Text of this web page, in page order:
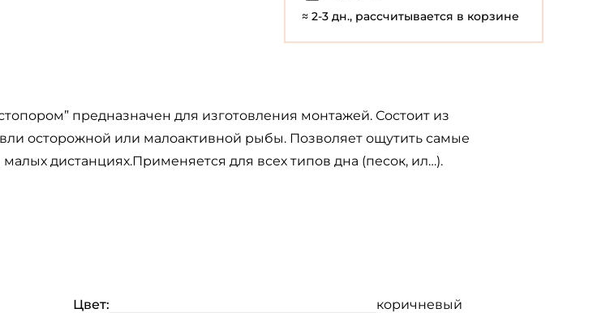
≈ 2-3 дн., рассчитывается в корзине
предназначен для изготовления монтажей. Состоит из
осторожной или малоактивной рыбы. Позволяет ощутить самые
дистанциях.Применяется для всех типов дна (песок, ил…).
Цвет:
коричневый